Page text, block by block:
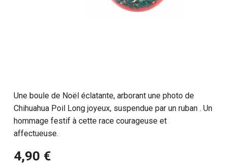
Une boule de Noël éclatante, arborant une photo de
Chihuahua Poil Long joyeux, suspendue par un ruban . Un
hommage festif à cette race courageuse et
affectueuse.
4,90 €